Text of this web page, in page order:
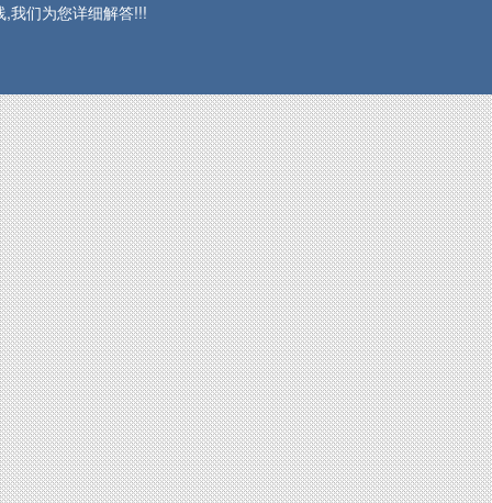
,我们为您详细解答!!!